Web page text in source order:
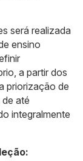
será realizada
ensino
a partir dos
priorização de
até
integralmente